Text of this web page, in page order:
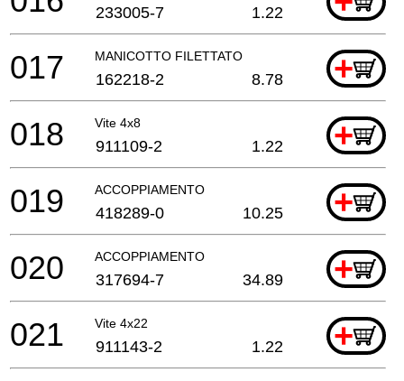
233005-7 1.22
MANICOTTO FILETTATO +
017 162218-2 8.78
Vite 4x8 +
018 911109-2 1.22
ACCOPPIAMENTO +
019 418289-0 10.25
ACCOPPIAMENTO +
020 317694-7 34.89
Vite 4x22 +
021 911143-2 1.22